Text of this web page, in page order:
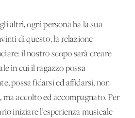
altri, ogni persona ha la sua
di questo, la relazione
il nostro scopo sarà creare
in cui il ragazzo possa
possa fidarsi ed affidarsi, non
accolto ed accompagnato. Per
iniziare l’esperienza musicale